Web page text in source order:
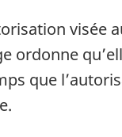
visée
ordonne
que